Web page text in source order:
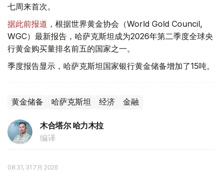
七周来首次。
据此前报道 ，根据世界黄金协会（World Gold Council,
WGC）最新报告，哈萨克斯坦成为2026年第二季度全球央
行黄金购买量排名前五的国家之一。
季度报告显示，哈萨克斯坦国家银行黄金储备增加了15吨。
黄金储备 哈萨克斯坦 经济 金融
木合塔尔 哈力木拉
编译
08:31, 31 7月 2026